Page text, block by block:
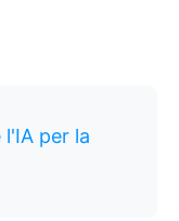
per la